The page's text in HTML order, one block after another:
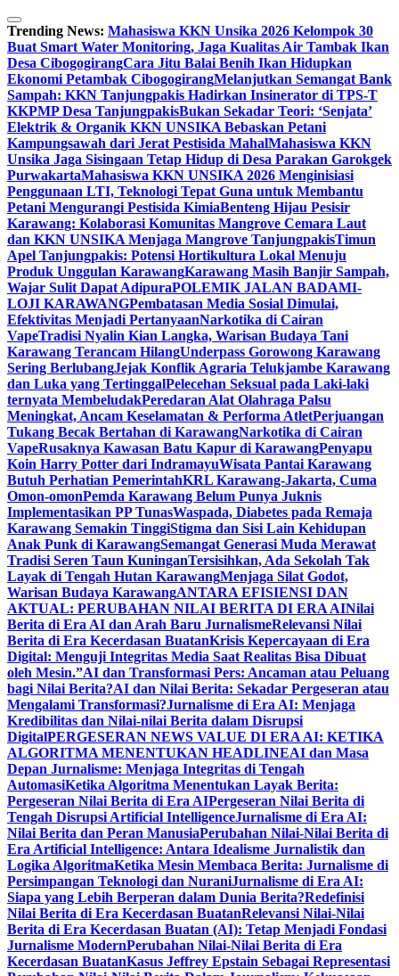
Skip
to
content
Trending News: Mahasiswa KKN Unsika 2026 Kelompok 30
Buat Smart Water Monitoring, Jaga Kualitas Air Tambak Ikan
Desa CibogogirangCara Jitu Balai Benih Ikan Hidupkan
Ekonomi Petambak CibogogirangMelanjutkan Semangat Bank
Sampah: KKN Tanjungpakis Hadirkan Insinerator di TPS-T
KKPMP Desa TanjungpakisBukan Sekadar Teori: ‘Senjata’
Elektrik & Organik KKN UNSIKA Bebaskan Petani
Kampungsawah dari Jerat Pestisida MahalMahasiswa KKN
Unsika Jaga Sisingaan Tetap Hidup di Desa Parakan Garokgek
PurwakartaMahasiswa KKN UNSIKA 2026 Menginisiasi
Penggunaan LTI, Teknologi Tepat Guna untuk Membantu
Petani Mengurangi Pestisida KimiaBenteng Hijau Pesisir
Karawang: Kolaborasi Komunitas Mangrove Cemara Laut
dan KKN UNSIKA Menjaga Mangrove TanjungpakisTimun
Apel Tanjungpakis: Potensi Hortikultura Lokal Menuju
Produk Unggulan KarawangKarawang Masih Banjir Sampah,
Wajar Sulit Dapat AdipuraPOLEMIK JALAN BADAMI-
LOJI KARAWANGPembatasan Media Sosial Dimulai,
Efektivitas Menjadi PertanyaanNarkotika di Cairan
VapeTradisi Nyalin Kian Langka, Warisan Budaya Tani
Karawang Terancam HilangUnderpass Gorowong Karawang
Sering BerlubangJejak Konflik Agraria Telukjambe Karawang
dan Luka yang TertinggalPelecehan Seksual pada Laki-laki
ternyata MembeludakPeredaran Alat Olahraga Palsu
Meningkat, Ancam Keselamatan & Performa AtletPerjuangan
Tukang Becak Bertahan di KarawangNarkotika di Cairan
VapeRusaknya Kawasan Batu Kapur di KarawangPenyapu
Koin Harry Potter dari IndramayuWisata Pantai Karawang
Butuh Perhatian PemerintahKRL Karawang-Jakarta, Cuma
Omon-omonPemda Karawang Belum Punya Juknis
Implementasikan PP TunasWaspada, Diabetes pada Remaja
Karawang Semakin TinggiStigma dan Sisi Lain Kehidupan
Anak Punk di KarawangSemangat Generasi Muda Merawat
Tradisi Seren Taun KuninganTersisihkan, Ada Sekolah Tak
Layak di Tengah Hutan KarawangMenjaga Silat Godot,
Warisan Budaya KarawangANTARA EFISIENSI DAN
AKTUAL: PERUBAHAN NILAI BERITA DI ERA AINilai
Berita di Era AI dan Arah Baru JurnalismeRelevansi Nilai
Berita di Era Kecerdasan BuatanKrisis Kepercayaan di Era
Digital: Menguji Integritas Media Saat Realitas Bisa Dibuat
oleh Mesin.”AI dan Transformasi Pers: Ancaman atau Peluang
bagi Nilai Berita?AI dan Nilai Berita: Sekadar Pergeseran atau
Mengalami Transformasi?Jurnalisme di Era AI: Menjaga
Kredibilitas dan Nilai-nilai Berita dalam Disrupsi
DigitalPERGESERAN NEWS VALUE DI ERA AI: KETIKA
ALGORITMA MENENTUKAN HEADLINEAI dan Masa
Depan Jurnalisme: Menjaga Integritas di Tengah
AutomasiKetika Algoritma Menentukan Layak Berita:
Pergeseran Nilai Berita di Era AIPergeseran Nilai Berita di
Tengah Disrupsi Artificial IntelligenceJurnalisme di Era AI:
Nilai Berita dan Peran ManusiaPerubahan Nilai-Nilai Berita di
Era Artificial Intelligence: Antara Idealisme Jurnalistik dan
Logika AlgoritmaKetika Mesin Membaca Berita: Jurnalisme di
Persimpangan Teknologi dan NuraniJurnalisme di Era AI:
Siapa yang Lebih Berperan dalam Dunia Berita?Redefinisi
Nilai Berita di Era Kecerdasan BuatanRelevansi Nilai-Nilai
Berita di Era Kecerdasan Buatan (AI): Tetap Menjadi Fondasi
Jurnalisme ModernPerubahan Nilai-Nilai Berita di Era
Kecerdasan BuatanKasus Jeffrey Epstain Sebagai Representasi